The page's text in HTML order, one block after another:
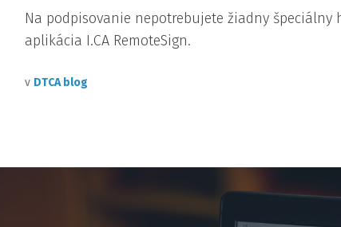
Na podpisovanie nepotrebujete žiadny
aplikácia I.CA RemoteSign.
v DTCA blog